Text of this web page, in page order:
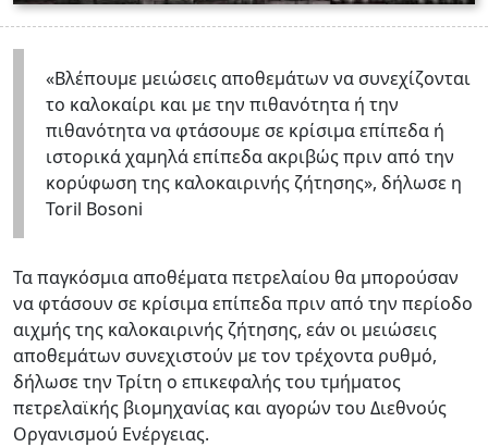
«Βλέπουμε μειώσεις αποθεμάτων να συνεχίζονται
το καλοκαίρι και με την πιθανότητα ή την
πιθανότητα να φτάσουμε σε κρίσιμα επίπεδα ή
ιστορικά χαμηλά επίπεδα ακριβώς πριν από την
κορύφωση της καλοκαιρινής ζήτησης», δήλωσε η
Toril Bosoni
Τα παγκόσμια αποθέματα πετρελαίου θα μπορούσαν
να φτάσουν σε κρίσιμα επίπεδα πριν από την περίοδο
αιχμής της καλοκαιρινής ζήτησης, εάν οι μειώσεις
αποθεμάτων συνεχιστούν με τον τρέχοντα ρυθμό,
δήλωσε την Τρίτη ο επικεφαλής του τμήματος
πετρελαϊκής βιομηχανίας και αγορών του Διεθνούς
Οργανισμού Ενέργειας.